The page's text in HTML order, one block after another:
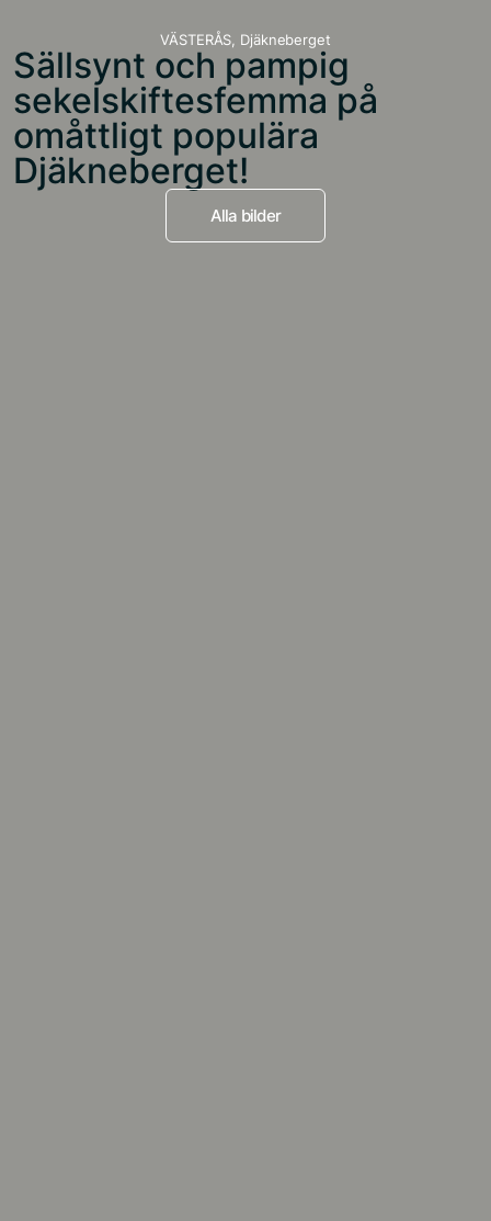
VÄSTERÅS, Djäkneberget
Sällsynt och pampig
sekelskiftesfemma på
omåttligt populära
Djäkneberget!
Alla bilder